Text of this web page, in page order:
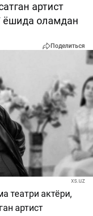
артист
ёшида оламдан
Поделиться
xs.uz
театри актёри,
артист